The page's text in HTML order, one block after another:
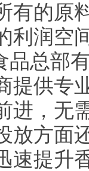
有的原
利润空
总部有
提供专
进，无
放方面
速提升